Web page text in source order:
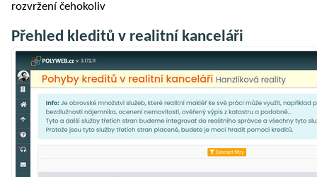
rozvržení čehokoliv
Přehled kleditů v realitní kanceláři